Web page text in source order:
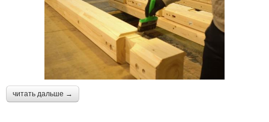
читать дальше →